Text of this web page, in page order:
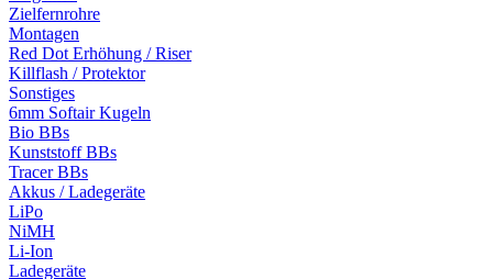
Zielfernrohre
Montagen
Red Dot Erhöhung / Riser
Killflash / Protektor
Sonstiges
6mm Softair Kugeln
Bio BBs
Kunststoff BBs
Tracer BBs
Akkus / Ladegeräte
LiPo
NiMH
Li-Ion
Ladegeräte